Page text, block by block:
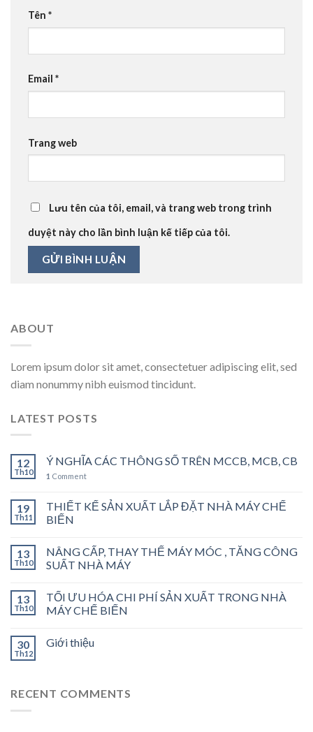
Tên *
Email *
Trang web
Lưu tên của tôi, email, và trang web trong trình
duyệt này cho lần bình luận kế tiếp của tôi.
ABOUT
Lorem ipsum dolor sit amet, consectetuer adipiscing elit, sed
diam nonummy nibh euismod tincidunt.
LATEST POSTS
12
Th10
Ý NGHĨA CÁC THÔNG SỐ TRÊN MCCB, MCB, CB
1 Comment
19
Th11
THIẾT KẾ SẢN XUẤT LẮP ĐẶT NHÀ MÁY CHẾ
BIẾN
13
Th10
NÂNG CẤP, THAY THẾ MÁY MÓC , TĂNG CÔNG
SUẤT NHÀ MÁY
13
Th10
TỐI ƯU HÓA CHI PHÍ SẢN XUẤT TRONG NHÀ
MÁY CHẾ BIẾN
30
Th12
Giới thiệu
RECENT COMMENTS